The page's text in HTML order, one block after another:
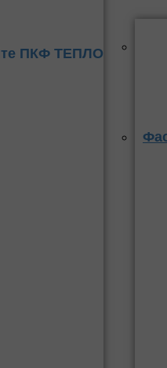
ПКФ ТЕПЛО